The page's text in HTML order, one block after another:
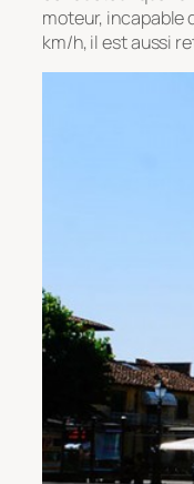
moteur, incapable
km/h, il est aussi